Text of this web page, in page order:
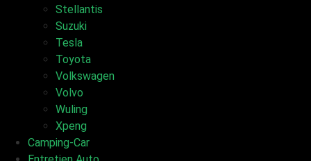
Stellantis
Suzuki
Tesla
Toyota
Volkswagen
Volvo
Wuling
Xpeng
Camping-Car